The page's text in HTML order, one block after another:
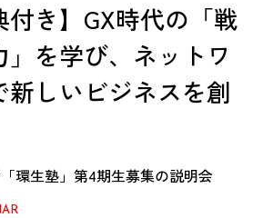
付き】GX時代の「戦
」を学び、ネットワ
新しいビジネスを創
環生塾」第4期生募集の説明会